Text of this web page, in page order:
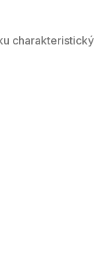
charakteristický